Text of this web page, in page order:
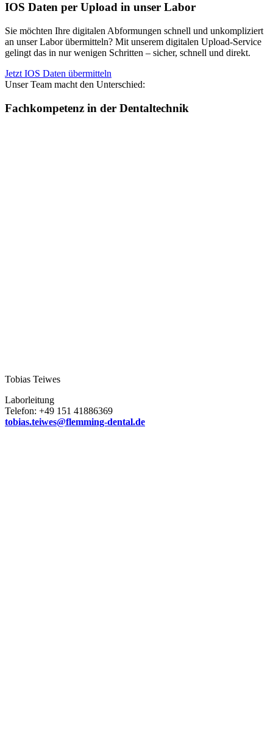
IOS Daten per Upload in unser Labor
Sie möchten Ihre digitalen Abformungen schnell und unkompliziert
an unser Labor übermitteln? Mit unserem digitalen Upload-Service
gelingt das in nur wenigen Schritten – sicher, schnell und direkt.
Jetzt IOS Daten übermitteln
Unser Team macht den Unterschied:
Fachkompetenz in der Dentaltechnik
Tobias Teiwes
Laborleitung
Telefon: +49 151 41886369
tobias.teiwes@flemming-dental.de